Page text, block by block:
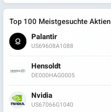
Top 100 Meistgesuchte Aktien
Palantir
US69608A1088
Hensoldt
DE000HAG0005
Nvidia
US67066G1040